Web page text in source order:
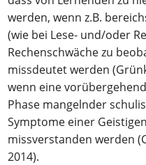
werden, wenn z.B.
(wie bei Lese- und/oder
Rechenschwäche zu
missdeutet werden
wenn eine
Phase mangelnder
Symptome einer
missverstanden werden
2014).